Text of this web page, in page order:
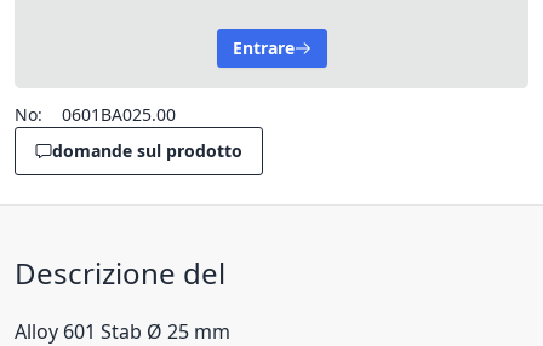
Entrare
No:
0601BA025.00
domande sul prodotto
Descrizione del
Alloy 601 Stab Ø 25 mm